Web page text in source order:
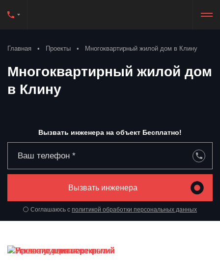
Главная Проекты Многоквартирный жилой дом в Клину
Многоквартирный жилой дом
в Клину
Вызвать инженера на объект Бесплатно!
Вызвать инженера
Соглашаюсь с политикой обработки персональных данных